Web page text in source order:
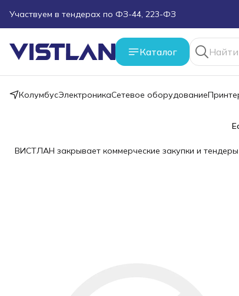
Поможем подобрать оборудование под ТЗ
Пуско-наладочные работы
Более 100 000 позиций в наличии и под заказ
Каталог
КолумбусЭлектроникаСетевое оборудование
ВИСТЛАН закрывает коммерческие закупки и